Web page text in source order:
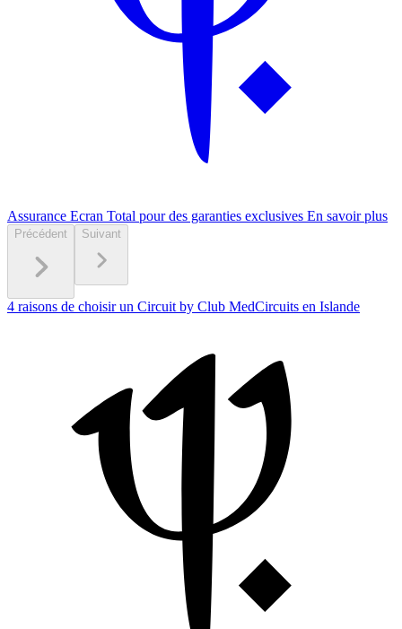
Assurance Ecran Total pour des garanties exclusives En savoir plus
Précédent Suivant
4 raisons de choisir un Circuit by Club MedCircuits en Islande